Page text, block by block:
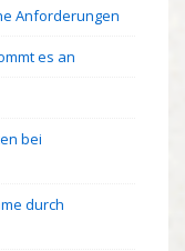
Anforderungen
es an
bei
durch